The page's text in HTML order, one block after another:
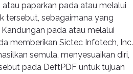
paparkan pada atau melalui
tersebut, sebagaimana yang
pada atau melalui
memberikan Sictec Infotech, Inc.
semula, menyesuaikan diri,
pada DeftPDF untuk tujuan